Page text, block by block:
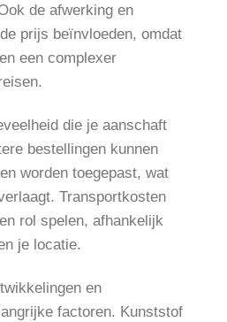
de afwerking en
prijs beïnvloeden, omdat
een complexer
die je aanschaft
bestellingen kunnen
worden toegepast, wat
Transportkosten
rol spelen, afhankelijk
je locatie.
en
factoren. Kunststof